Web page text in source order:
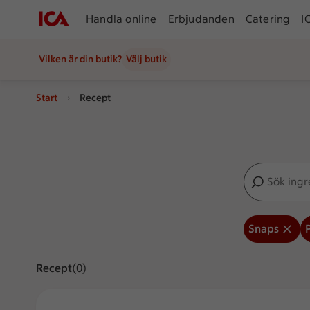
Handla online Erbjudanden Catering
Vilken är din butik? Välj butik
Start Recept
Sök
Inga förslag
Snaps
ReceptVisar 0 stycken
(0)